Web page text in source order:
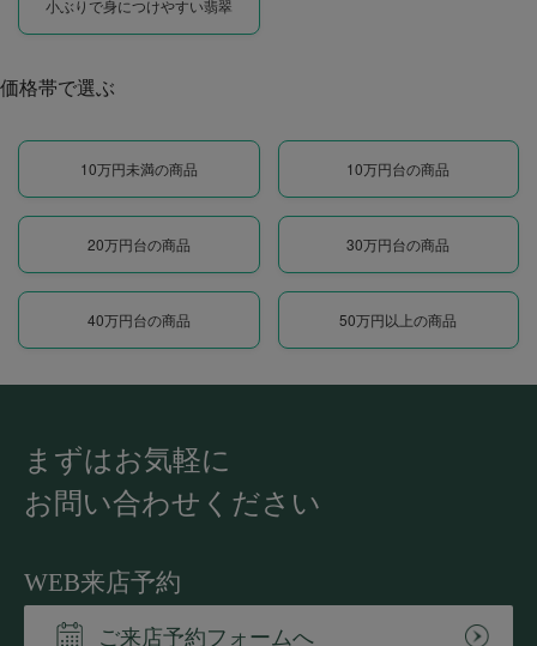
小ぶりで身につけやすい翡翠
価格帯で選ぶ
10万円未満の商品 10万円台の商品
20万円台の商品 30万円台の商品
40万円台の商品 50万円以上の商品
まずはお気軽に
お問い合わせください
WEB来店予約
ご来店予約フォームへ